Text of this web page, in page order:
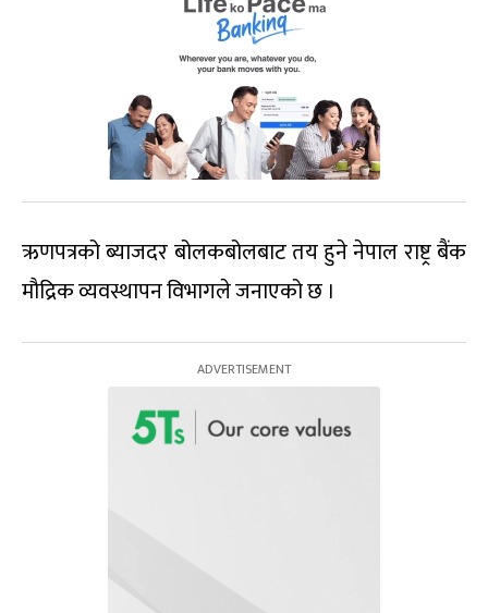
ऋणपत्रको ब्याजदर बोलकबोलबाट तय हुने नेपाल राष्ट्र बैंक
मौद्रिक व्यवस्थापन विभागले जनाएको छ ।